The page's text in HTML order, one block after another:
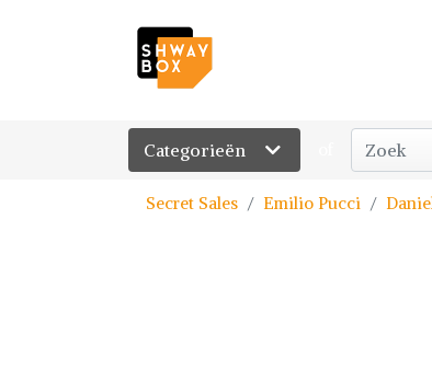
Categorieën
Secret Sales Emilio Pucci